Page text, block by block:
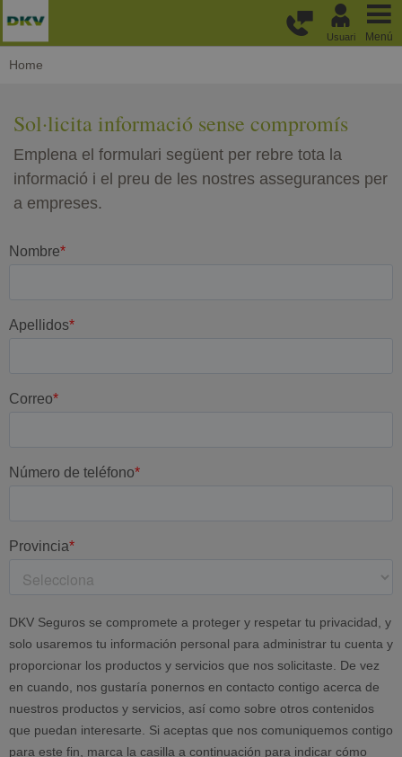
Usuari Menú
Home
Sol·licita informació sense compromís
Emplena el formulari següent per rebre tota la
informació i el preu de les nostres assegurances per
a empreses.